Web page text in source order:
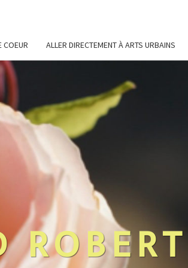
COEUR ALLER DIRECTEMENT À ARTS URBAINS
ROBERT